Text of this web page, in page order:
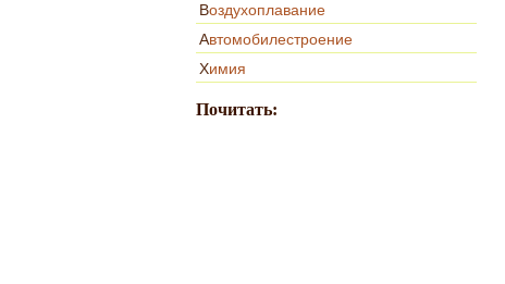
Воздухоплавание
Автомобилестроение
Химия
Почитать: